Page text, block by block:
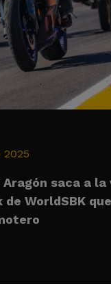
2025
saca a la
de WorldSBK